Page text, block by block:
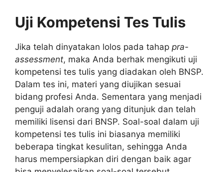
Uji Kompetensi Tes Tulis
Jika telah dinyatakan lolos pada tahap pra-
assessment, maka Anda berhak mengikuti uji
kompetensi tes tulis yang diadakan oleh BNSP.
Dalam tes ini, materi yang diujikan sesuai
bidang profesi Anda. Sementara yang menjadi
penguji adalah orang yang ditunjuk dan telah
memiliki lisensi dari BNSP. Soal-soal dalam uji
kompetensi tes tulis ini biasanya memiliki
beberapa tingkat kesulitan, sehingga Anda
harus mempersiapkan diri dengan baik agar